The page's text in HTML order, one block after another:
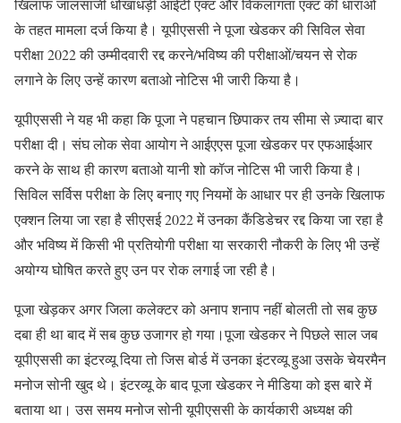
खिलाफ जालसाजी धोखाधड़ी आईटी एक्ट और विकलांगता एक्ट की धाराओं
के तहत मामला दर्ज किया है। यूपीएससी ने पूजा खेडकर की सिविल सेवा
परीक्षा 2022 की उम्मीदवारी रद्द करने/भविष्य की परीक्षाओं/चयन से रोक
लगाने के लिए उन्हें कारण बताओ नोटिस भी जारी किया है।
यूपीएससी ने यह भी कहा कि पूजा ने पहचान छिपाकर तय सीमा से ज़्यादा बार
परीक्षा दी। संघ लोक सेवा आयोग ने आईएएस पूजा खेडकर पर एफआईआर
करने के साथ ही कारण बताओ यानी शो कॉज नोटिस भी जारी किया है।
सिविल सर्विस परीक्षा के लिए बनाए गए नियमों के आधार पर ही उनके खिलाफ
एक्शन लिया जा रहा है सीएसई 2022 में उनका कैंडिडेचर रद्द किया जा रहा है
और भविष्य में किसी भी प्रतियोगी परीक्षा या सरकारी नौकरी के लिए भी उन्हें
अयोग्य घोषित करते हुए उन पर रोक लगाई जा रही है।
पूजा खेड़कर अगर जिला कलेक्टर को अनाप शनाप नहीं बोलती तो सब कुछ
दबा ही था बाद में सब कुछ उजागर हो गया।पूजा खेडकर ने पिछले साल जब
यूपीएससी का इंटरव्यू दिया तो जिस बोर्ड में उनका इंटरव्यू हुआ उसके चेयरमैन
मनोज सोनी खुद थे। इंटरव्यू के बाद पूजा खेडकर ने मीडिया को इस बारे में
बताया था। उस समय मनोज सोनी यूपीएससी के कार्यकारी अध्यक्ष की